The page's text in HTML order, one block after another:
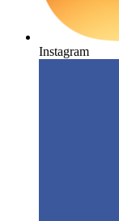
Instagram